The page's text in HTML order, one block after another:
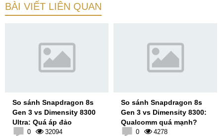
BÀI VIẾT LIÊN QUAN
So sánh Snapdragon 8s
Gen 3 vs Dimensity 8300
Ultra: Quá áp đảo
0 32094
So sánh Snapdragon 8s
Gen 3 vs Dimensity 8300:
Qualcomm quá mạnh?
0 4278